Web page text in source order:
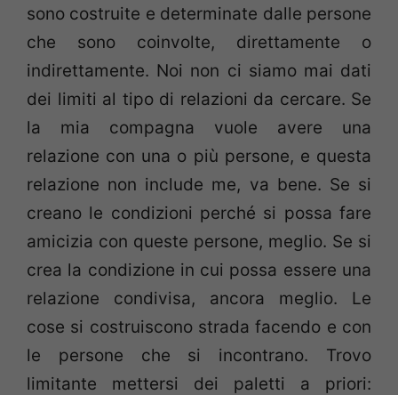
sono costruite e determinate dalle persone
che sono coinvolte, direttamente o
indirettamente. Noi non ci siamo mai dati
dei limiti al tipo di relazioni da cercare. Se
la mia compagna vuole avere una
relazione con una o più persone, e questa
relazione non include me, va bene. Se si
creano le condizioni perché si possa fare
amicizia con queste persone, meglio. Se si
crea la condizione in cui possa essere una
relazione condivisa, ancora meglio. Le
cose si costruiscono strada facendo e con
le persone che si incontrano. Trovo
limitante mettersi dei paletti a priori: